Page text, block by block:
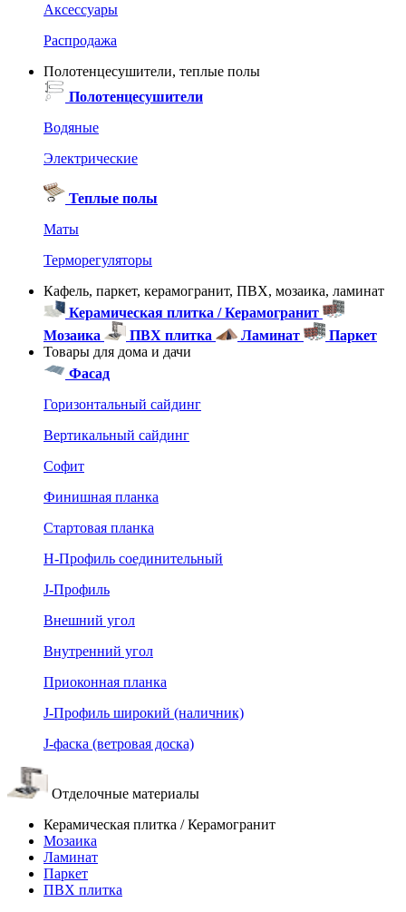
Аксессуары
Распродажа
Полотенцесушители, теплые полы
Полотенцесушители
Водяные
Электрические
Теплые полы
Маты
Терморегуляторы
Кафель, паркет, керамогранит, ПВХ, мозаика, ламинат
Керамическая плитка / Керамогранит
Мозаика
ПВХ плитка Ламинат
Паркет
Товары для дома и дачи
Фасад
Горизонтальный сайдинг
Вертикальный сайдинг
Софит
Финишная планка
Стартовая планка
Н-Профиль соединительный
J-Профиль
Внешний угол
Внутренний угол
Приоконная планка
J-Профиль широкий (наличник)
J-фаска (ветровая доска)
Отделочные материалы
Керамическая плитка / Керамогранит
Мозаика
Ламинат
Паркет
ПВХ плитка